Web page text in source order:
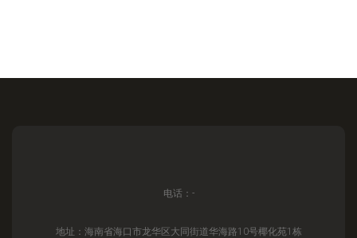
电话：-
地址：海南省海口市龙华区大同街道华海路10号椰化苑1栋